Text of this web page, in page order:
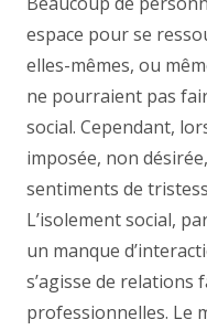
espace pour se
elles-mêmes, ou
ne pourraient pas
social. Cependant,
imposée, non
sentiments de
L’isolement social,
un manque
s’agisse de relations
professionnelles. Le